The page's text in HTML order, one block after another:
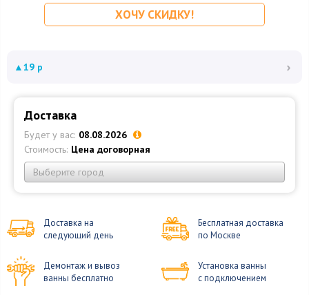
ХОЧУ СКИДКУ!
▲19 р ›
Доставка
Будет у вас: 08.08.2026
Стоимость: Цена договорная
Выберите город
Доставка на
следующий день
Бесплатная доставка
по Москве
Демонтаж и вывоз
ванны бесплатно
Установка ванны
с подключением